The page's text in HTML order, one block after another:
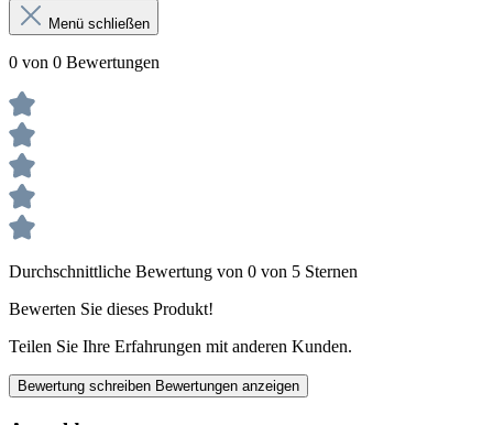
Menü schließen
0 von 0 Bewertungen
Durchschnittliche Bewertung von 0 von 5 Sternen
Bewerten Sie dieses Produkt!
Teilen Sie Ihre Erfahrungen mit anderen Kunden.
Bewertung schreiben Bewertungen anzeigen